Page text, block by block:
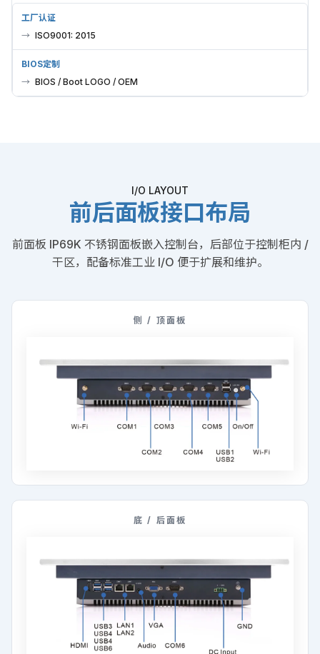
工厂认证
ISO9001: 2015
BIOS定制
BIOS / Boot LOGO / OEM
I/O LAYOUT
前后面板接口布局
前面板 IP69K 不锈钢面板嵌入控制台，后部位于控制柜内 /
干区，配备标准工业 I/O 便于扩展和维护。
侧 / 顶面板
底 / 后面板